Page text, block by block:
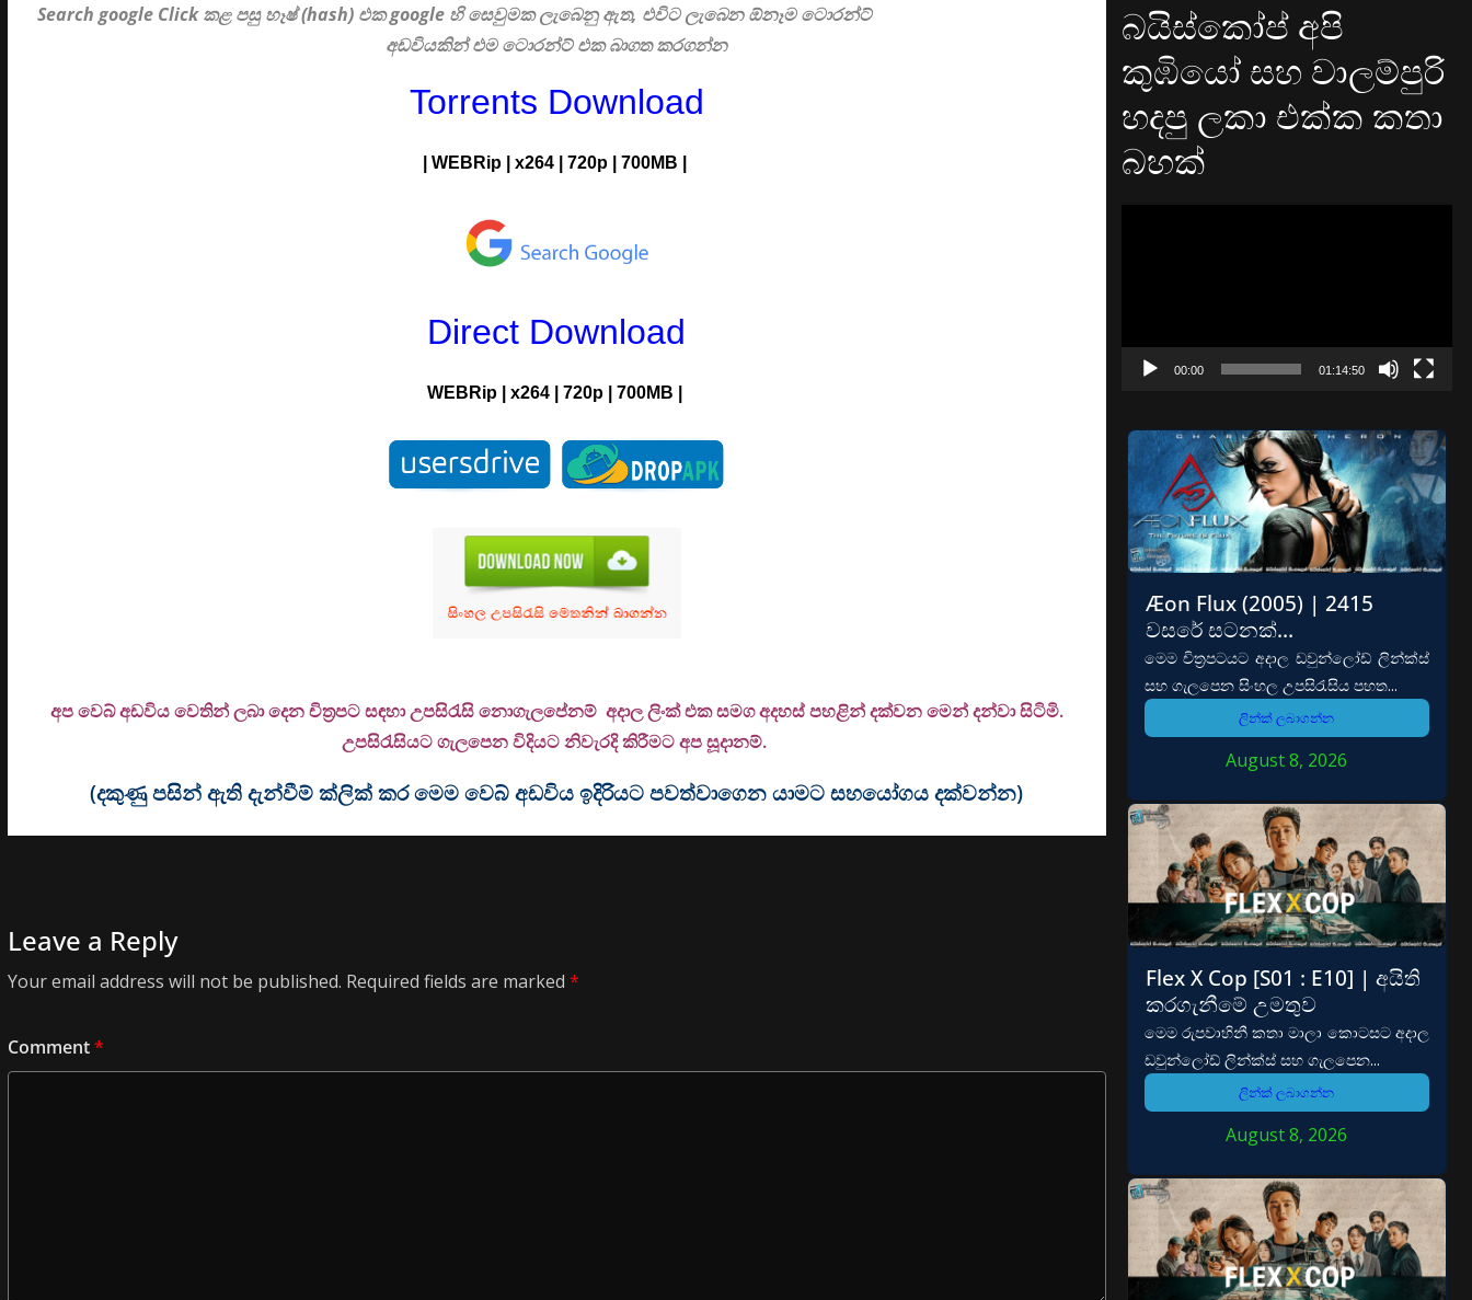
Search google Clickකළ පසු හෑෂ් (hash) එක google හි සෙවුමක ලැබෙනු ඇත, එවිට ලැබෙන ඕනෑම ටොරන්ට්
අඩවියකින් එම ටොරන්ට් එක බාගත කරගන්න
Torrents Download
WEBRip| x264| 720p| 700MB |
Direct Download
WEBRip| x264| 720p| 700MB |
අප වෙබ් අඩවිය වෙතින් ලබා දෙන චිත්‍රපට සඳහා උපසිරැසි නොගැලපේනම් අදාල ලිංක් එක සමග අදහස් පහළින් දක්වන මෙන් දන්වා සිටිමි.
උපසිරැසියට ගැලපෙන විදියට නිවැරදි කිරීමට අප සූදානම්.
(දකුණු පසින් ඇති දැන්වීම් ක්ලික් කර මෙම වෙබ් අඩවිය ඉදිරියට පවත්වාගෙන යාමට සහයෝගය දක්වන්න)
Leave a Reply
Your email address will not be published. Required fields are marked *
Comment*
බයිස්කෝප් අපි
කුඹියෝ සහ වාලම්පුරි
හදපු ලකා එක්ක කතා
බහක්
00:00 01:14:50
Æon Flux (2005) | 2415
වසරේ සටනක්…
මෙම චිත්‍රපටයට අදාල ඩවුන්ලෝඩ් ලින්ක්ස්
සහ ගැලපෙන සිංහල උපසිරැසිය පහත...
ලින්ක් ලබාගන්න
August 8, 2026
Flex X Cop [S01 : E10] | අයිති
කරගැනීමේ උමතුව
මෙම රුපවාහිනී කතා මාලා කොටසට අදාල
ඩවුන්ලෝඩ් ලින්ක්ස් සහ ගැලපෙන...
ලින්ක් ලබාගන්න
August 8, 2026